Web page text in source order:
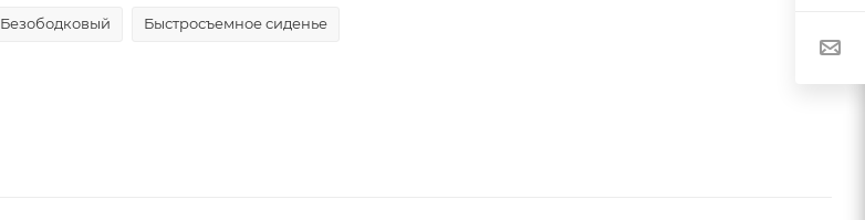
Безободковый Быстросъемное сиденье